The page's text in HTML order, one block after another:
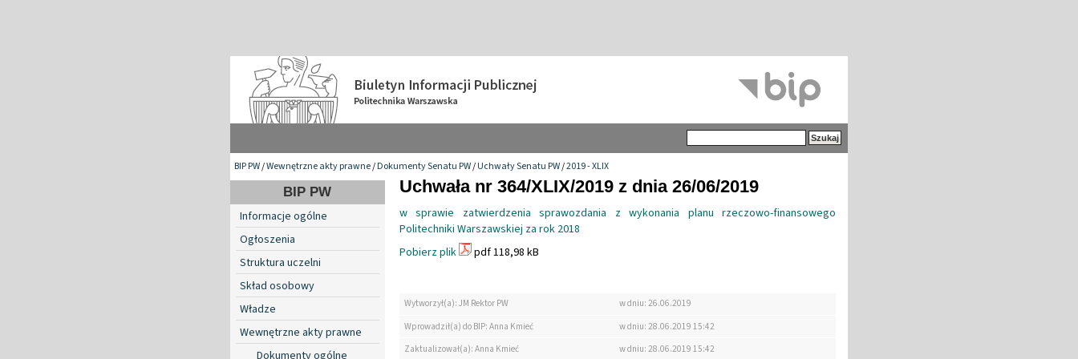
BIP PW/Wewnętrzne akty prawne/Dokumenty Senatu PW/Uchwały Senatu PW/2019 - XLIX
BIP PW
Informacje ogólne
Ogłoszenia
Struktura uczelni
Skład osobowy
Władze
Wewnętrzne akty prawne
Dokumenty ogólne
Uchwała nr 364/XLIX/2019 z dnia 26/06/2019
w sprawie zatwierdzenia sprawozdania z wykonania planu rzeczowo-finansowego
Politechniki Warszawskiej za rok 2018
Pobierz plik
pdf 118,98 kB
Wytworzył(a): JM Rektor PW
w dniu: 26.06.2019
Wprowadził(a) do BIP: Anna Kmieć
w dniu: 28.06.2019 15:42
Zaktualizował(a): Anna Kmieć
w dniu: 28.06.2019 15:42